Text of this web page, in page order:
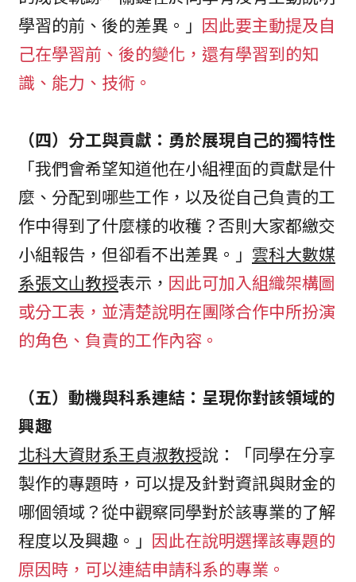
學習的前、後的差異。」 因此要主動提及自
己在學習前、後的變化，還有學習到的知
識、能力、技術。
（四）分工與貢獻：勇於展現自己的獨特性
「我們會希望知道他在⼩組裡⾯的貢獻是什
麼、分配到哪些⼯作，以及從自己負責的⼯
作中得到了什麼樣的收穫？否則大家都繳交
小組報告，但卻看不出差異。」 雲科⼤數媒
系張⽂⼭教授表示， 因此可加入組織架構圖
或分工表，並清楚說明在團隊合作中所扮演
的角色、負責的工作內容。
（五）動機與科系連結：呈現你對該領域的
興趣
北科大資財系王貞淑教授說：「同學在分享
製作的專題時，可以提及針對資訊與財金的
哪個領域？從中觀察同學對於該專業的了解
程度以及興趣。」 因此在說明選擇該專題的
原因時，可以連結申請科系的專業。